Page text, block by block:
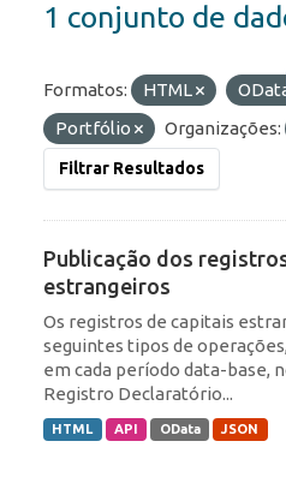
1 conjunto de
Formatos: HTML OData
Portfólio
Organizações:
Filtrar Resultados
Publicação dos
estrangeiros
Os registros de capitais
seguintes tipos de
em cada período data-base,
Registro Declaratório...
HTML API OData JSON